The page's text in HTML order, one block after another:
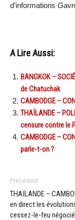
d’informations
A Lire Aussi:
BANGKOK –
de Chatuchak
CAMBODGE –
THAÏLANDE –
censure contre le
CAMBODGE –
parle-t-on ?
Précédent
THAÏLANDE –
en direct les
cessez-le-feu